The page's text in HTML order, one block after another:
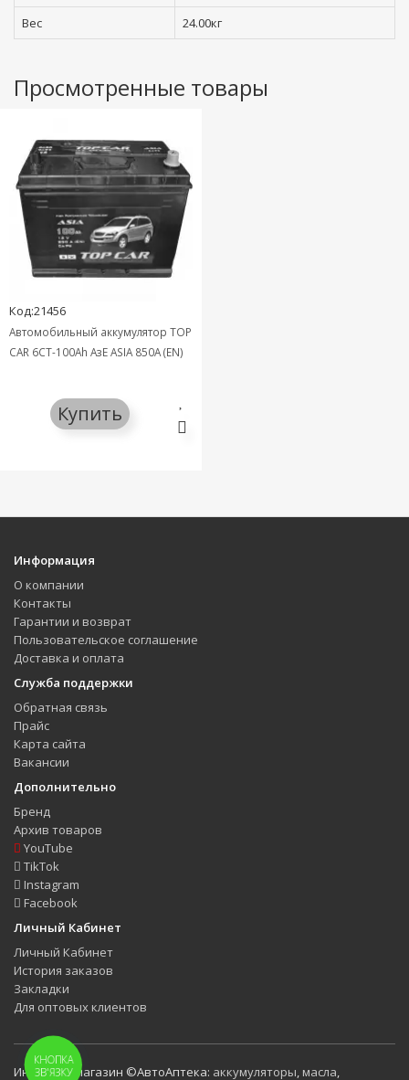
Вес
24.00кг
Просмотренные товары
Код:21456
Автомобильный аккумулятор TOP
CAR 6СТ-100Ah АзЕ ASIA 850A (EN)
Купить
Информация
О компании
Контакты
Гарантии и возврат
Пользовательское соглашение
Доставка и оплата
Служба поддержки
Обратная связь
Прайс
Карта сайта
Вакансии
Дополнительно
Бренд
Архив товаров
YouTube
TikTok
Instagram
Facebook
Личный Кабинет
Личный Кабинет
История заказов
Закладки
Для оптовых клиентов
Интернет-магазин ©АвтоАптека: аккумуляторы масла
КНОПКА
ЗВ'ЯЗКУ